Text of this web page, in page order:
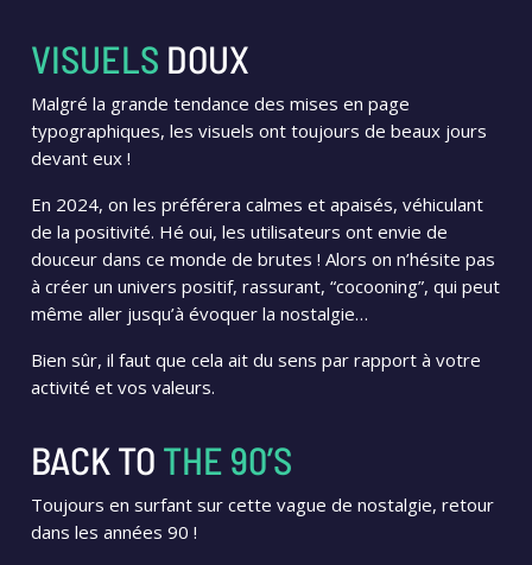
VISUELS DOUX
Malgré la grande tendance des mises en page
typographiques, les visuels ont toujours de beaux jours
devant eux !
En 2024, on les préférera calmes et apaisés, véhiculant
de la positivité. Hé oui, les utilisateurs ont envie de
douceur dans ce monde de brutes ! Alors on n’hésite pas
à créer un univers positif, rassurant, “cocooning”, qui peut
même aller jusqu’à évoquer la nostalgie…
Bien sûr, il faut que cela ait du sens par rapport à votre
activité et vos valeurs.
BACK TO THE 90’S
Toujours en surfant sur cette vague de nostalgie, retour
dans les années 90 !